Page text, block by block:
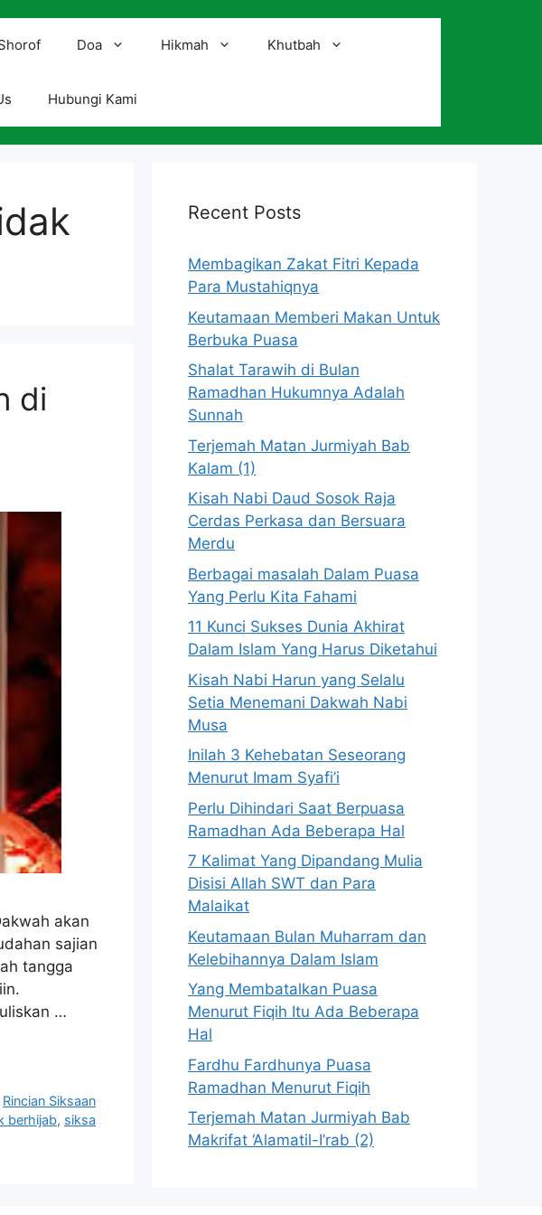
Doa Hikmah Khutbah
Hubungi Kami
di
akan
sajian
tangga
…
Rincian Siksaan
berhijab, siksa
Recent Posts
Membagikan Zakat Fitri Kepada
Para Mustahiqnya
Keutamaan Memberi Makan Untuk
Berbuka Puasa
Shalat Tarawih di Bulan
Ramadhan Hukumnya Adalah
Sunnah
Terjemah Matan Jurmiyah Bab
Kalam (1)
Kisah Nabi Daud Sosok Raja
Cerdas Perkasa dan Bersuara
Merdu
Berbagai masalah Dalam Puasa
Yang Perlu Kita Fahami
11 Kunci Sukses Dunia Akhirat
Dalam Islam Yang Harus Diketahui
Kisah Nabi Harun yang Selalu
Setia Menemani Dakwah Nabi
Musa
Inilah 3 Kehebatan Seseorang
Menurut Imam Syafi’i
Perlu Dihindari Saat Berpuasa
Ramadhan Ada Beberapa Hal
7 Kalimat Yang Dipandang Mulia
Disisi Allah SWT dan Para
Malaikat
Keutamaan Bulan Muharram dan
Kelebihannya Dalam Islam
Yang Membatalkan Puasa
Menurut Fiqih Itu Ada Beberapa
Hal
Fardhu Fardhunya Puasa
Ramadhan Menurut Fiqih
Terjemah Matan Jurmiyah Bab
Makrifat ‘Alamatil-I’rab (2)